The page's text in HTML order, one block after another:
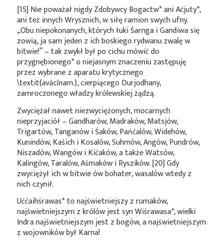
[15] Nie poważał nigdy ZdobywcyBogactw*aniAćjuty*,
ani też innych Wrysznich, w siłę ramion swych ufny.
„Obu niepokonanych, których łuki Śarnga i Gandiwa się
zowią, ja sam jeden z ich boskiego rydwanu zwalę w
bitwie!” – tak zwykł był po cichu mówić do
przygnębionego*o niejasnym znaczeniu zastępuję
przez wybrane z aparatu krytycznego
\textit{avācīnam.}, cierpiącego Durjodhany,
zamroczonego władzy królewskiej żądzą.
Zwyciężał nawet niezwyciężonych, mocarnych
nieprzyjaciół – Gandharów, Madraków, Matsjów,
Trigartów, Tanganów i Śaków, Pańćalów, Widehów,
Kunindów, Kaśich i Kosalów, Suhmów, Angów, Pundrów,
Niszadów, Wangów i Kićaków, a także Watsów,
Kalingów, Taralów, Aśmaków i Ryszików. [20] Gdy
zwyciężył ich w bitwie ów bohater, wasalów wtedy z
nichczynił.
Uććaihśrawas* to najświetniejszy z rumaków,
najświetniejszym z królów jest synWiśrawasa*, wielki
Indra najświetniejszym jest z bogów, a najświetniejszym
z wojowników był Karna!